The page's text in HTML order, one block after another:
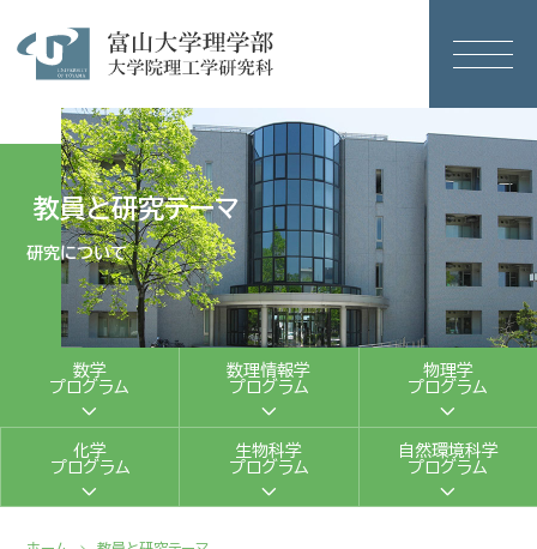
教員と研究テーマ
研究について
数学
プログラム
数理情報学
プログラム
物理学
プログラム
化学
プログラム
生物科学
プログラム
自然環境科学
プログラム